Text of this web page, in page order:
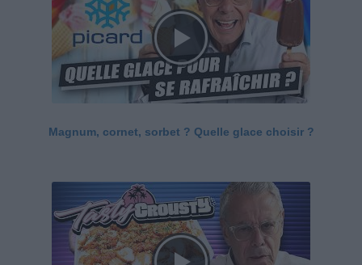
Magnum, cornet, sorbet ? Quelle glace choisir ?